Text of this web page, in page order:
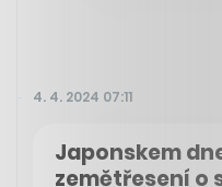
4. 4. 2024 07:11
Japonskem
zemětřesení o